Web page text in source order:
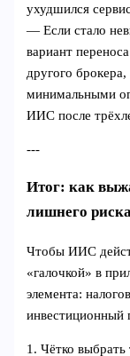
ухудшился
— Если стало
вариант
другого
минимальными
ИИС после
---
Итог: как
лишнего
Чтобы ИИС
«галочкой» в
элемента:
инвестиционный
1. Чётко выбрать